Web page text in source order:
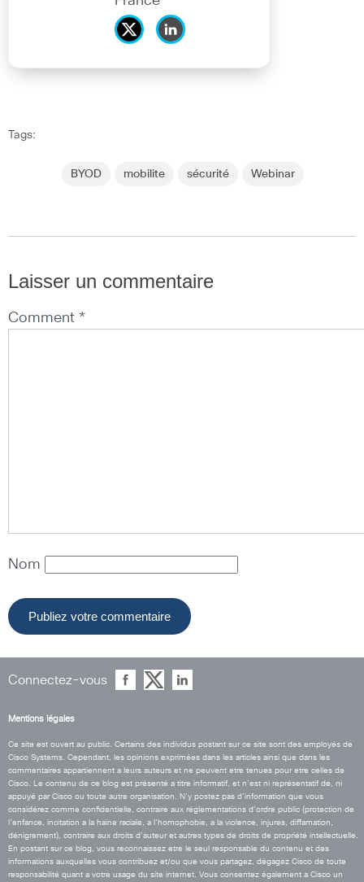
Tags:
BYOD mobilite sécurité Webinar
Laisser un commentaire
Comment *
Nom
Connectez-vous
Mentions légales
Ce site est ouvert au public. Certains des individus postant sur ce site sont des employés de
Cisco Systems. Cependant, les opinions exprimées dans les articles ainsi que dans les
commentaires appartiennent a leurs auteurs et ne peuvent etre tenues pour etre celles de
Cisco. Le contenu de ce blog est présenté a titre informatif, et n’est ni représentatif de, ni
appuyé par Cisco ou toute autre organisation. N’y postez pas d’information que vous
considérez comme confidentielle, contraire aux réglementations d’ordre public (protection de
l’enfance, incitation a la haine raciale, a l’homophobie, a la violence, injures, diffamation,
dénigrement), contraire aux droits d’auteur et autres types de droits de propriété intellectuelle.
En postant sur ce blog, vous reconnaissez etre le seul responsable du contenu et des
informations auxquelles vous contribuez et/ou que vous partagez, dégagez Cisco de toute
responsabilité quant a votre usage du site internet. Vous consentez également a Cisco un